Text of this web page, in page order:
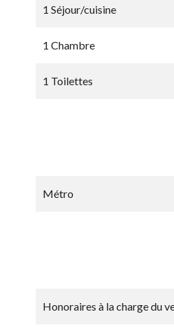
1 Séjour/cuisine
1 Chambre
1 Toilettes
Métro
Honoraires à la charge du